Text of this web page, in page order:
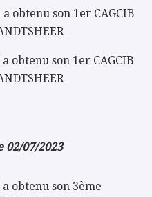
obtenu son 1er CAGCIB
obtenu son 1er CAGCIB
02/07/2023
obtenu son 3ème